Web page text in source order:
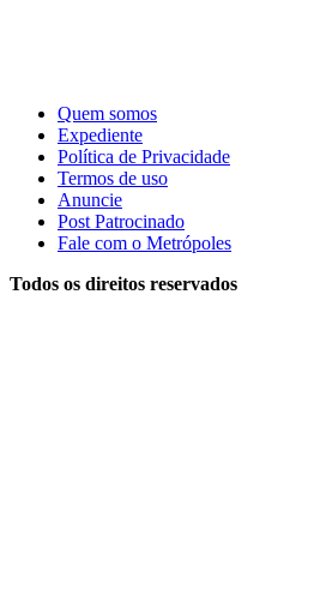
Quem somos
Expediente
Política de Privacidade
Termos de uso
Anuncie
Post Patrocinado
Fale com o Metrópoles
Todos os direitos reservados